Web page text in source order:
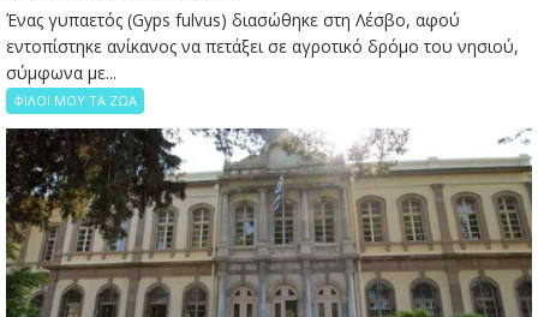
Ένας γυπαετός (Gyps fulvus) διασώθηκε στη Λέσβο, αφού
εντοπίστηκε ανίκανος να πετάξει σε αγροτικό δρόμο του νησιού,
σύμφωνα με...
ΦΙΛΟΙ ΜΟΥ ΤΑ ΖΩΑ